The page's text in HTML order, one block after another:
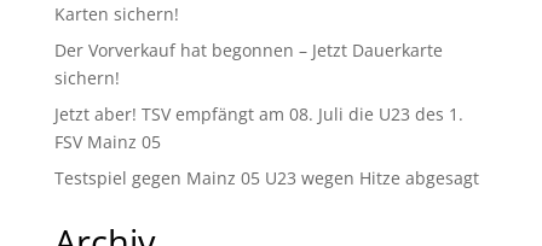
Karten sichern!
Der Vorverkauf hat begonnen – Jetzt Dauerkarte
sichern!
Jetzt aber! TSV empfängt am 08. Juli die U23 des 1.
FSV Mainz 05
Testspiel gegen Mainz 05 U23 wegen Hitze abgesagt